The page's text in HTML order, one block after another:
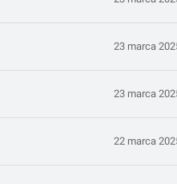
23 marca
23 marca
22 marca